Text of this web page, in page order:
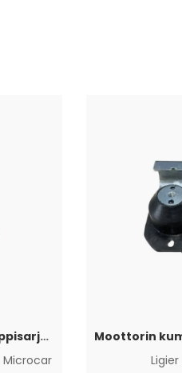
Etujarrusatulan liukutappisarja Aixam, Ligier, Microcar & Chatenet
Microcar
Ligier